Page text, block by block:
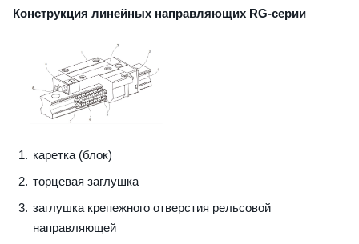
Конструкция линейных направляющих RG-серии
каретка (блок)
торцевая заглушка
заглушка крепежного отверстия рельсовой
направляющей